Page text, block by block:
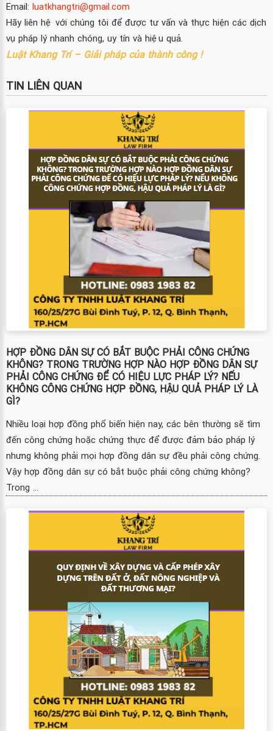
Email: luatkhangtri@gmail.com
Hãy liên hệ với chúng tôi để được tư vấn và thực hiện các dịch
vụ pháp lý nhanh chóng, uy tín và hiệu quả.
Luật Khang Trí – Giải pháp của thành công !
TIN LIÊN QUAN
HỢP ĐỒNG DÂN SỰ CÓ BẮT BUỘC PHẢI CÔNG CHỨNG
KHÔNG? TRONG TRƯỜNG HỢP NÀO HỢP ĐỒNG DÂN SỰ
PHẢI CÔNG CHỨNG ĐỂ CÓ HIỆU LỰC PHÁP LÝ? NẾU
KHÔNG CÔNG CHỨNG HỢP ĐỒNG, HẬU QUẢ PHÁP LÝ LÀ
GÌ?
Nhiều loại hợp đồng phổ biến hiện nay, các bên thường sẽ tìm
đến công chứng hoặc chứng thực để được đảm bảo pháp lý
nhưng không phải mọi hợp đồng dân sự đều phải công chứng.
Vậy hợp đồng dân sự có bắt buộc phải công chứng không?
Trong ...